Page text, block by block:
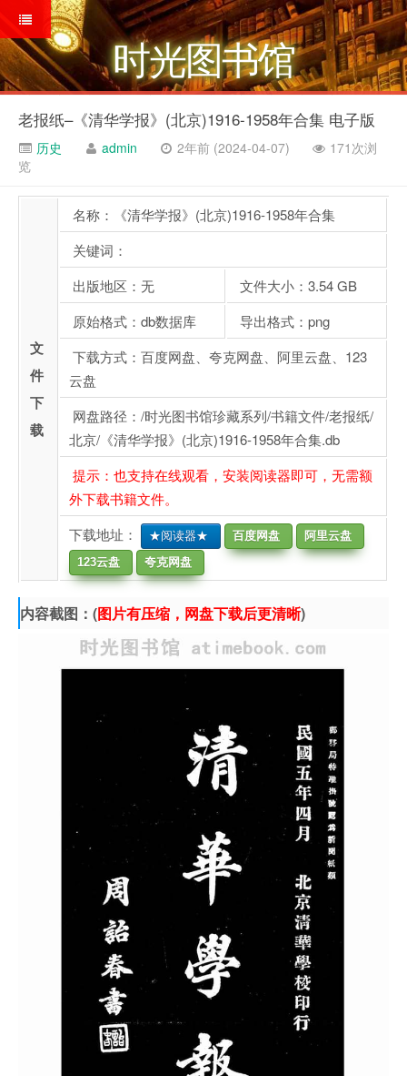
时光图书馆
老报纸–《清华学报》(北京)1916-1958年合集 电子版
历史 admin 2年前 (2024-04-07)
171次浏
览
文
件
下
载
名称：《清华学报》(北京)1916-1958年合集
关键词：
出版地区：无
文件大小：3.54 GB
原始格式：db数据库
导出格式：png
下载方式：百度网盘、夸克网盘、阿里云盘、123
云盘
网盘路径：/时光图书馆珍藏系列/书籍文件/老报纸/
北京/《清华学报》(北京)1916-1958年合集.db
提示：也支持在线观看，安装阅读器即可，无需额
外下载书籍文件。
下载地址：
★阅读器★ 百度网盘
阿里云盘
123云盘
夸克网盘
内容截图：(图片有压缩，网盘下载后更清晰)